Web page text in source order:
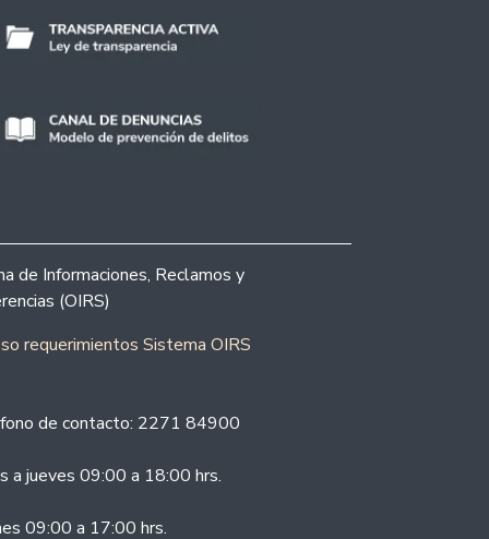
de Informaciones, Reclamos y
(OIRS)
requerimientos Sistema OIRS
de contacto: 2271 84900
a jueves 09:00 a 18:00 hrs.
09:00 a 17:00 hrs.